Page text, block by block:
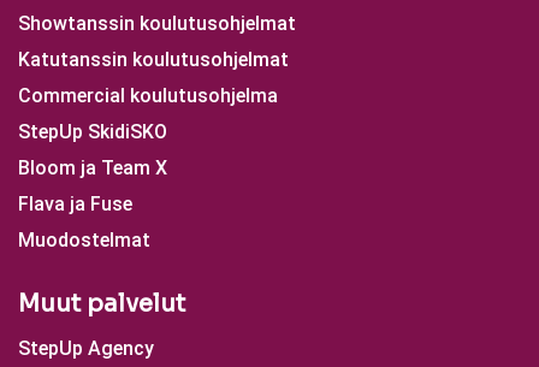
Showtanssin koulutusohjelmat
Katutanssin koulutusohjelmat
Commercial koulutusohjelma
StepUp SkidiSKO
Bloom ja Team X
Flava ja Fuse
Muodostelmat
Muut palvelut
StepUp Agency